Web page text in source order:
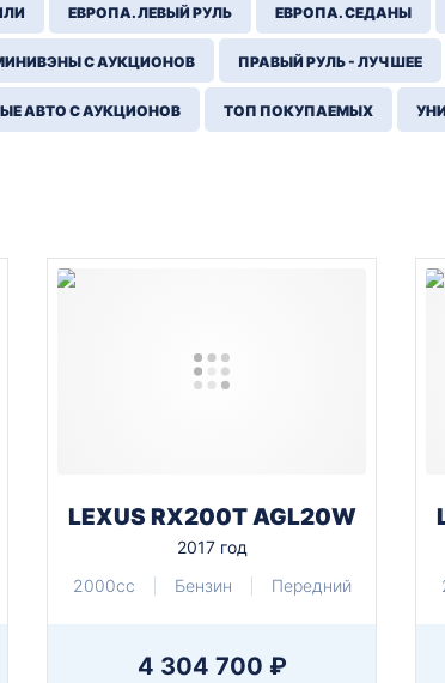
ЕВРОПА. ЛЕВЫЙ РУЛЬ ЕВРОПА. СЕДАНЫ
С АУКЦИОНОВ ПРАВЫЙ РУЛЬ - ЛУЧШЕЕ
АВТО С АУКЦИОНОВ ТОП ПОКУПАЕМЫХ
LEXUS RX200T AGL20W
2017 год
2000cc
Бензин Передний
4 304 700 ₽